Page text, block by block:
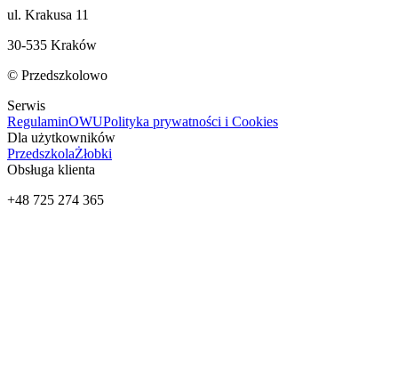
ul. Krakusa 11
30-535 Kraków
© Przedszkolowo
Serwis
RegulaminOWUPolityka prywatności i Cookies
Dla użytkowników
PrzedszkolaŻłobki
Obsługa klienta
+48 725 274 365